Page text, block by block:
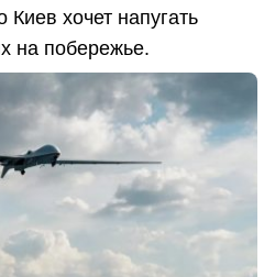
Киев хочет напугать
на побережье.